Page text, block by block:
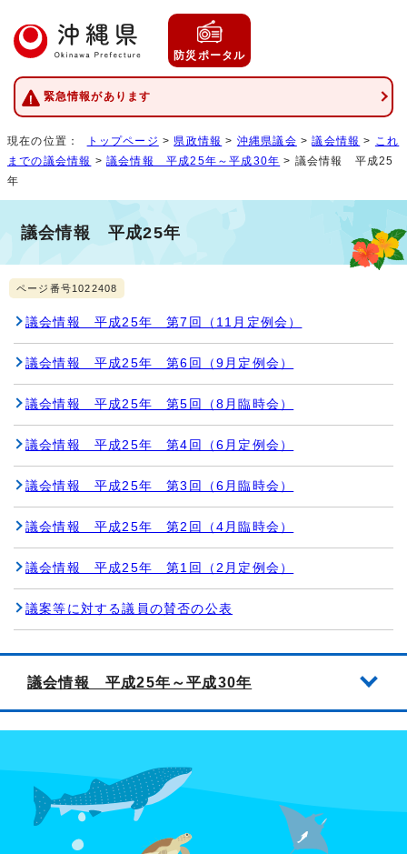
防災ポータル
緊急情報があります
現在の位置： トップページ > 県政情報 > 沖縄県議会 >議会情報 >
これ
までの議会情報 >議会情報 平成25年～平成30年 > 議会情報 平成25
年
議会情報 平成25年
ページ番号1022408
議会情報 平成25年 第7回（11月定例会）
議会情報 平成25年 第6回（9月定例会）
議会情報 平成25年 第5回（8月臨時会）
議会情報 平成25年 第4回（6月定例会）
議会情報 平成25年 第3回（6月臨時会）
議会情報 平成25年 第2回（4月臨時会）
議会情報 平成25年 第1回（2月定例会）
議案等に対する議員の賛否の公表
議会情報 平成25年～平成30年